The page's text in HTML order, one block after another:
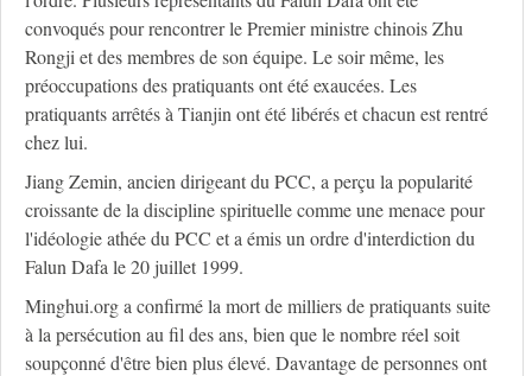
convoqués pour rencontrer le Premier ministre chinois Zhu
Rongji et des membres de son équipe. Le soir même, les
préoccupations des pratiquants ont été exaucées. Les
pratiquants arrêtés à Tianjin ont été libérés et chacun est rentré
chez lui.
Jiang Zemin, ancien dirigeant du PCC, a perçu la popularité
croissante de la discipline spirituelle comme une menace pour
l'idéologie athée du PCC et a émis un ordre d'interdiction du
Falun Dafa le 20 juillet 1999.
Minghui.org a confirmé la mort de milliers de pratiquants suite
à la persécution au fil des ans, bien que le nombre réel soit
soupçonné d'être bien plus élevé. Davantage de personnes ont